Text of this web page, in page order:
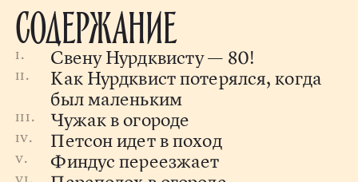
Содержание
Свену Нурдквисту — 80!
Как Нурдквист потерялся, когда
был маленьким
Чужак в огороде
Петсон идет в поход
Финдус переезжает